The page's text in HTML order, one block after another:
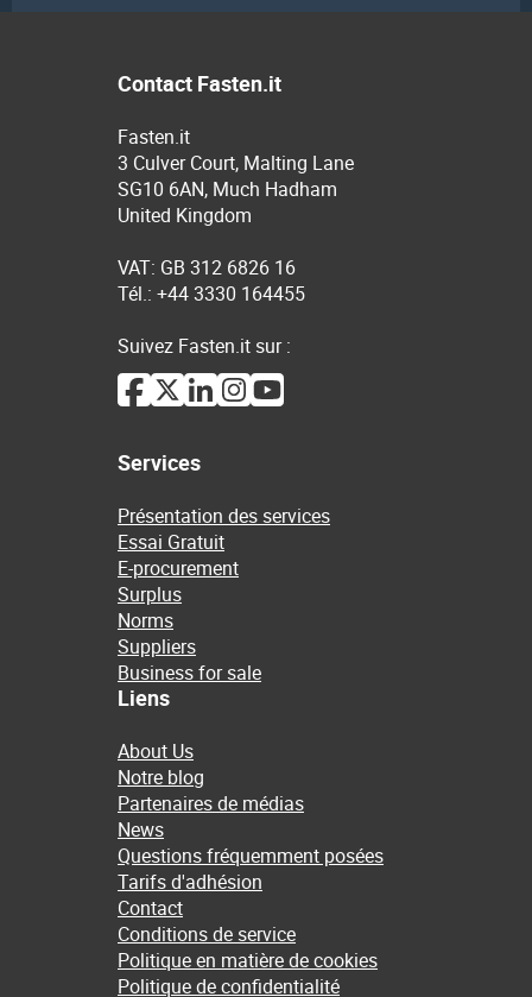
Contact Fasten.it
Fasten.it
3 Culver Court, Malting Lane
SG10 6AN, Much Hadham
United Kingdom
VAT: GB 312 6826 16
Tél.: +44 3330 164455
Suivez Fasten.it sur :
Services
Présentation des services
Essai Gratuit
E-procurement
Surplus
Norms
Suppliers
Business for sale
Liens
About Us
Notre blog
Partenaires de médias
News
Questions fréquemment posées
Tarifs d'adhésion
Contact
Conditions de service
Politique en matière de cookies
Politique de confidentialité